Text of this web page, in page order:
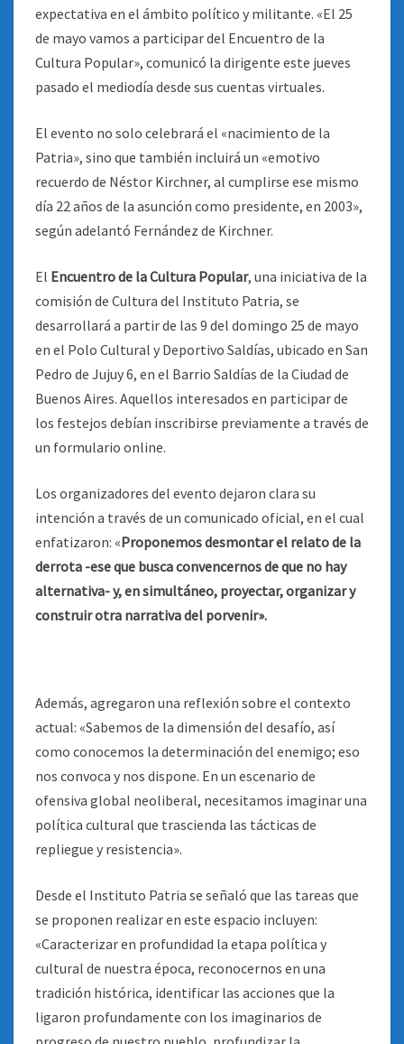
expectativa en el ámbito político y militante. «El 25
de mayo vamos a participar del Encuentro de la
Cultura Popular», comunicó la dirigente este jueves
pasado el mediodía desde sus cuentas virtuales.
El evento no solo celebrará el «nacimiento de la
Patria», sino que también incluirá un «emotivo
recuerdo de Néstor Kirchner, al cumplirse ese mismo
día 22 años de la asunción como presidente, en 2003»,
según adelantó Fernández de Kirchner.
El Encuentro de la Cultura Popular, una iniciativa de la
comisión de Cultura del Instituto Patria, se
desarrollará a partir de las 9 del domingo 25 de mayo
en el Polo Cultural y Deportivo Saldías, ubicado en San
Pedro de Jujuy 6, en el Barrio Saldías de la Ciudad de
Buenos Aires. Aquellos interesados en participar de
los festejos debían inscribirse previamente a través de
un formulario online.
Los organizadores del evento dejaron clara su
intención a través de un comunicado oficial, en el cual
enfatizaron: «Proponemos desmontar el relato de la
derrota -ese que busca convencernos de que no hay
alternativa- y, en simultáneo, proyectar, organizar y
construir otra narrativa del porvenir».
Además, agregaron una reflexión sobre el contexto
actual: «Sabemos de la dimensión del desafío, así
como conocemos la determinación del enemigo; eso
nos convoca y nos dispone. En un escenario de
ofensiva global neoliberal, necesitamos imaginar una
política cultural que trascienda las tácticas de
repliegue y resistencia».
Desde el Instituto Patria se señaló que las tareas que
se proponen realizar en este espacio incluyen:
«Caracterizar en profundidad la etapa política y
cultural de nuestra época, reconocernos en una
tradición histórica, identificar las acciones que la
ligaron profundamente con los imaginarios de